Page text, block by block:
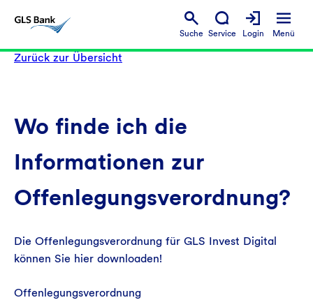
Suche Service Login Menü
Zurück zur Übersicht
Wo finde ich die
Informationen zur
Offenlegungsverordnung?
Die Offenlegungsverordnung für GLS Invest Digital
können Sie hier downloaden!
Offenlegungsverordnung